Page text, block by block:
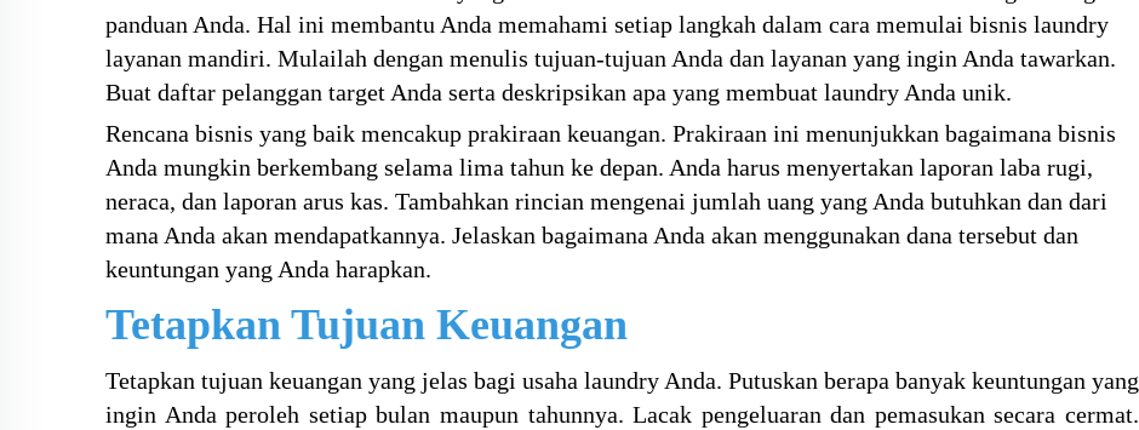
panduan Anda. Hal ini membantu Anda memahami setiap langkah dalam cara memulai bisnis laundry
layanan mandiri. Mulailah dengan menulis tujuan-tujuan Anda dan layanan yang ingin Anda tawarkan.
Buat daftar pelanggan target Anda serta deskripsikan apa yang membuat laundry Anda unik.
Rencana bisnis yang baik mencakup prakiraan keuangan. Prakiraan ini menunjukkan bagaimana bisnis
Anda mungkin berkembang selama lima tahun ke depan. Anda harus menyertakan laporan laba rugi,
neraca, dan laporan arus kas. Tambahkan rincian mengenai jumlah uang yang Anda butuhkan dan dari
mana Anda akan mendapatkannya. Jelaskan bagaimana Anda akan menggunakan dana tersebut dan
keuntungan yang Anda harapkan.
Tetapkan Tujuan Keuangan
Tetapkan tujuan keuangan yang jelas bagi usaha laundry Anda. Putuskan berapa banyak keuntungan yang
ingin Anda peroleh setiap bulan maupun tahunnya. Lacak pengeluaran dan pemasukan secara cermat.